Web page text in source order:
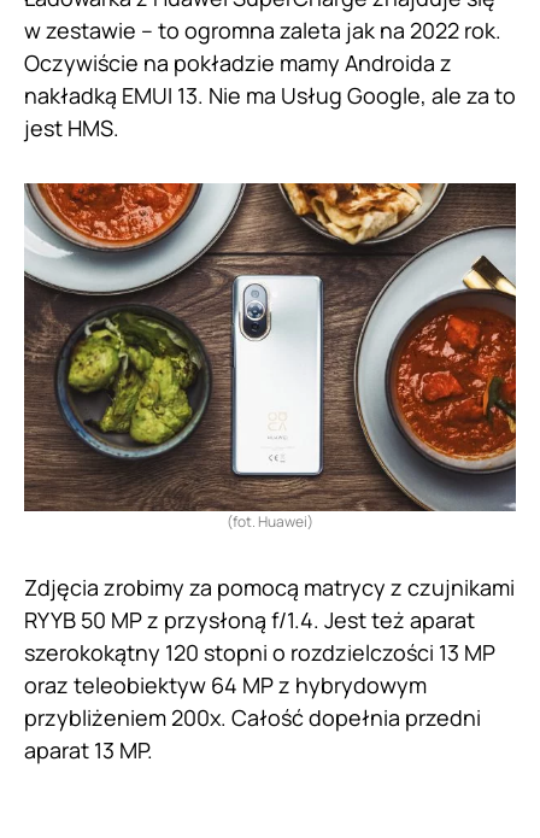
w zestawie – to ogromna zaleta jak na 2022 rok.
Oczywiście na pokładzie mamy Androida z
nakładką EMUI 13. Nie ma Usług Google, ale za to
jest HMS.
(fot. Huawei)
Zdjęcia zrobimy za pomocą matrycy z czujnikami
RYYB 50 MP z przysłoną f/1.4. Jest też aparat
szerokokątny 120 stopni o rozdzielczości 13 MP
oraz teleobiektyw 64 MP z hybrydowym
przybliżeniem 200x. Całość dopełnia przedni
aparat 13 MP.